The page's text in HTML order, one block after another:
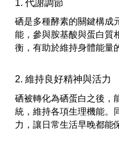
1. 代謝調節
硒是多種酵素的關鍵構成
能，參與胺基酸與蛋白質
衡，有助於維持身體能量
2. 維持良好精神與活力
硒被轉化為硒蛋白之後，
統，維持各項生理機能。
力，讓日常生活早晚都能